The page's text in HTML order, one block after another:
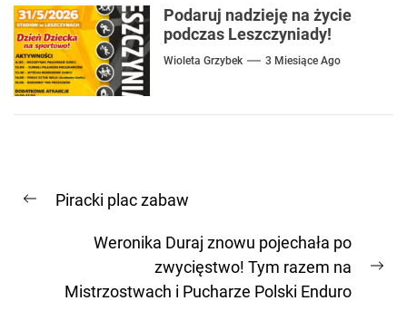
Podaruj nadzieję na życie
podczas Leszczyniady!
Wioleta Grzybek 3 Miesiące Ago
wpisu
Previous
Piracki plac zabaw
Weronika Duraj znowu pojechała po
zwycięstwo! Tym razem na
Mistrzostwach i Pucharze Polski Enduro